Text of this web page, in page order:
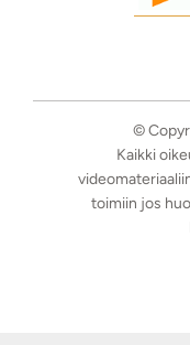
©
Kaikki
toimiin jos